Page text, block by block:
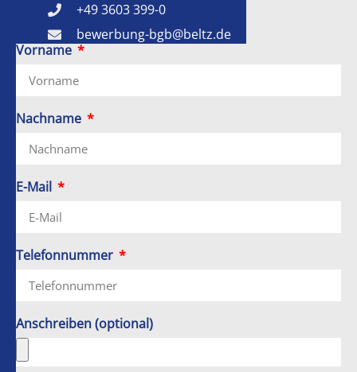
+49 3603 399-0
bewerbung-bgb@beltz.de
Vorname
Nachname
E-Mail
Telefonnummer
Anschreiben (optional)